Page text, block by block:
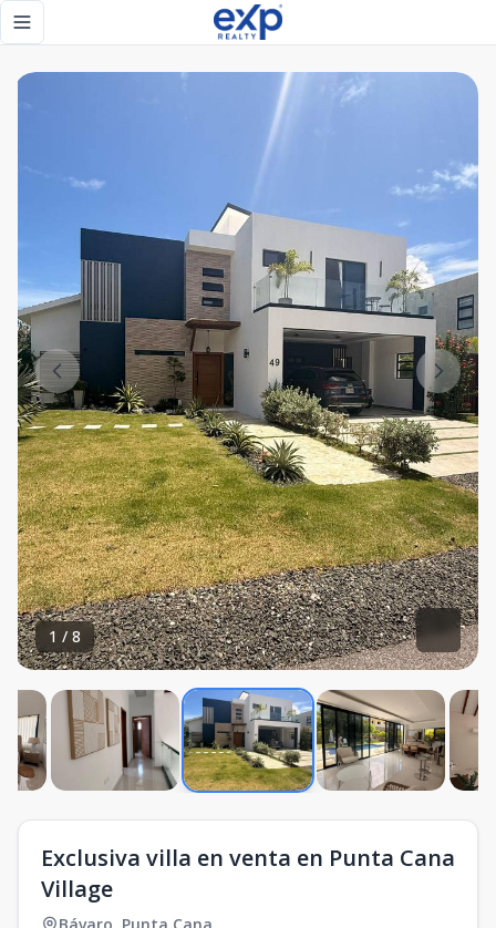
Toggle navigation menu
1 / 8
Exclusiva villa en venta en Punta Cana
Village
Exclusiva villa en venta en Punta Cana Village - eXp Realty